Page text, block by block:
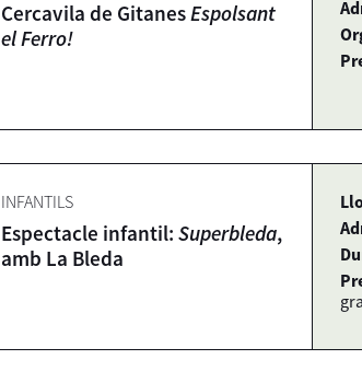
Cercavila de GitanesEspolsant
el Ferro!
INFANTILS
Espectacle infantil: Superbleda,
amb La Bleda